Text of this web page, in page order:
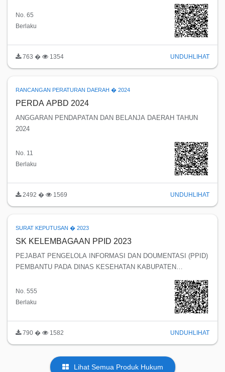
No. 65
Berlaku
763 � 1354 UNDUH LIHAT
RANCANGAN PERATURAN DAERAH � 2024
PERDA APBD 2024
ANGGARAN PENDAPATAN DAN BELANJA DAERAH TAHUN
2024
No. 11
Berlaku
2492 � 1569 UNDUH LIHAT
SURAT KEPUTUSAN � 2023
SK KELEMBAGAAN PPID 2023
PEJABAT PENGELOLA INFORMASI DAN DOUMENTASI (PPID)
PEMBANTU PADA DINAS KESEHATAN KABUPATEN
No. 555
Berlaku
790 � 1582 UNDUH LIHAT
Lihat Semua Produk Hukum